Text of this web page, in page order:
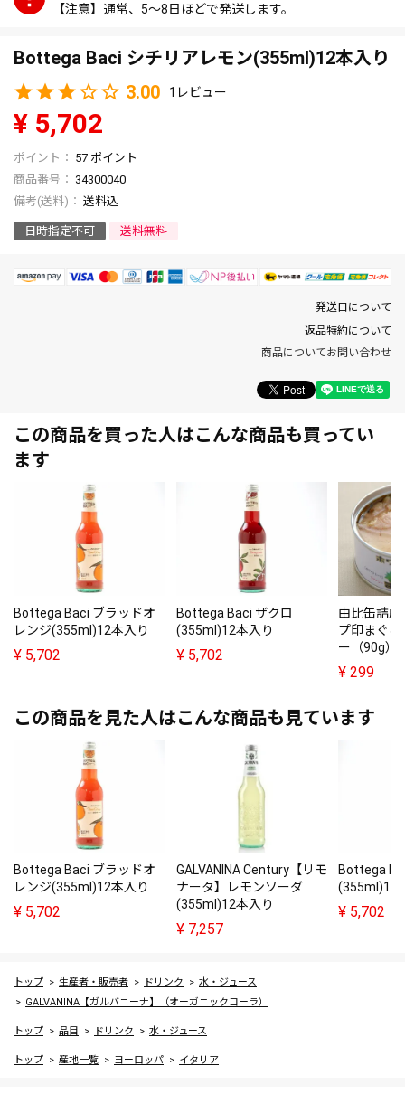
【注意】通常、5～8日ほどで発送します。
Bottega Baci シチリアレモン(355ml)12本入り
3.00
1
¥ 5,702
57 ポイント
商品番号
34300040
送料込
日時指定不可 送料無料
発送日について
返品特約について
商品についてお問い合わせ
この商品を買った人はこんな商品も買ってい
ます
Bottega Baci ブラッドオ
レンジ(355ml)12本入り
¥ 5,702
Bottega Baci ザクロ
(355ml)12本入り
¥ 5,702
由比缶詰
プ印まぐ
ー（90g）
¥ 299
この商品を見た人はこんな商品も見ています
Bottega Baci ブラッドオ
レンジ(355ml)12本入り
¥ 5,702
GALVANINA Century【リモ
ナータ】レモンソーダ
(355ml)12本入り
¥ 7,257
Bottega
(355ml)12
¥ 5,702
トップ 生産者・販売者 ドリンク
水・ジュース
GALVANINA【ガルバニーナ】（オーガニックコーラ）
トップ 品目 ドリンク 水・ジュース
トップ 産地一覧 ヨーロッパ イタリア